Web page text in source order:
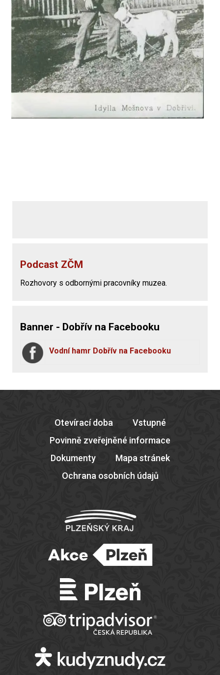
Podcast ZČM
Rozhovory s odbornými pracovníky muzea.
Banner - Dobřív na Facebooku
Vodní hamr Dobřív na Facebooku
Otevírací doba
Vstupné
Povinně zveřejněné informace
Dokumenty
Mapa stránek
Ochrana osobních údajů